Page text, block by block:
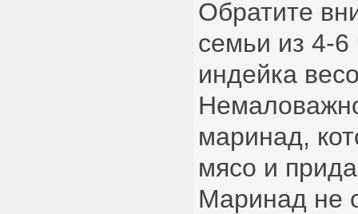
Обратите
семьи из 4-6
индейка
маринад,
мясо и
Маринад не